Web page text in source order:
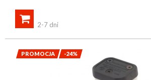

2-7 dni
PROMOCJA -24%